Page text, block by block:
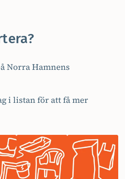
Norra Hamnens
i listan för att få mer